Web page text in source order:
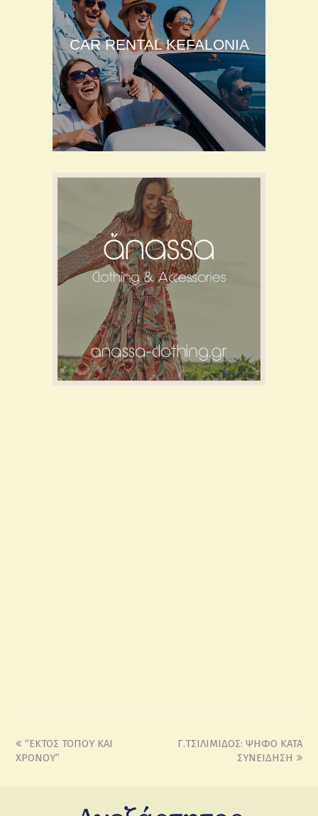
CAR RENTAL KEFALONIA
“ΕΚΤΟΣ ΤΟΠΟΥ ΚΑΙ
ΧΡΟΝΟΥ”
Γ.ΤΣΙΛΙΜΙΔΟΣ: ΨΗΦΟ ΚΑΤΑ
ΣΥΝΕΙΔΗΣΗ